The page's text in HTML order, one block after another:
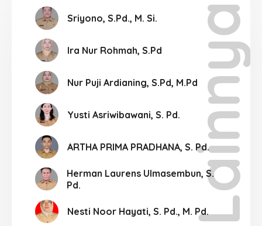
Lainnya
Sriyono, S.Pd., M. Si.
Ira Nur Rohmah, S.Pd
Nur Puji Ardianing, S.Pd, M.Pd
Yusti Asriwibawani, S. Pd.
ARTHA PRIMA PRADHANA, S. Pd.
Herman Laurens Ulmasembun, S.
Pd.
Nesti Noor Hayati, S. Pd., M. Pd.